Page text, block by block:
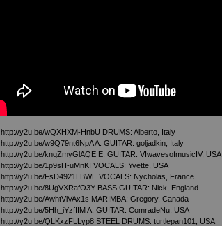
http://y2u.be/wQXHXM-HnbU DRUMS: Alberto, Italy
http://y2u.be/w9Q79nt6NpAA. GUITAR: goljadkin, Italy
http://y2u.be/knqZmyGlAQEE. GUITAR: VIwavesofmusicIV, USA
http://y2u.be/1p9sH-uMnKI VOCALS: Yvette, USA
http://y2u.be/FsD4921LBWEVOCALS: Nycholas, France
http://y2u.be/8UgVXRafO3YBASS GUITAR: Nick, England
http://y2u.be/AwhtVlVAx1s MARIMBA: Gregory, Canada
http://y2u.be/5Hh_iYzfIIMA. GUITAR: ComradeNu, USA
http://y2u.be/QLKxzFLLyp8STEEL DRUMS: turtlepan101, USA